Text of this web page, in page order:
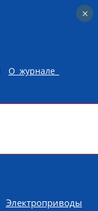
О журнале
Электроприводы
×
×